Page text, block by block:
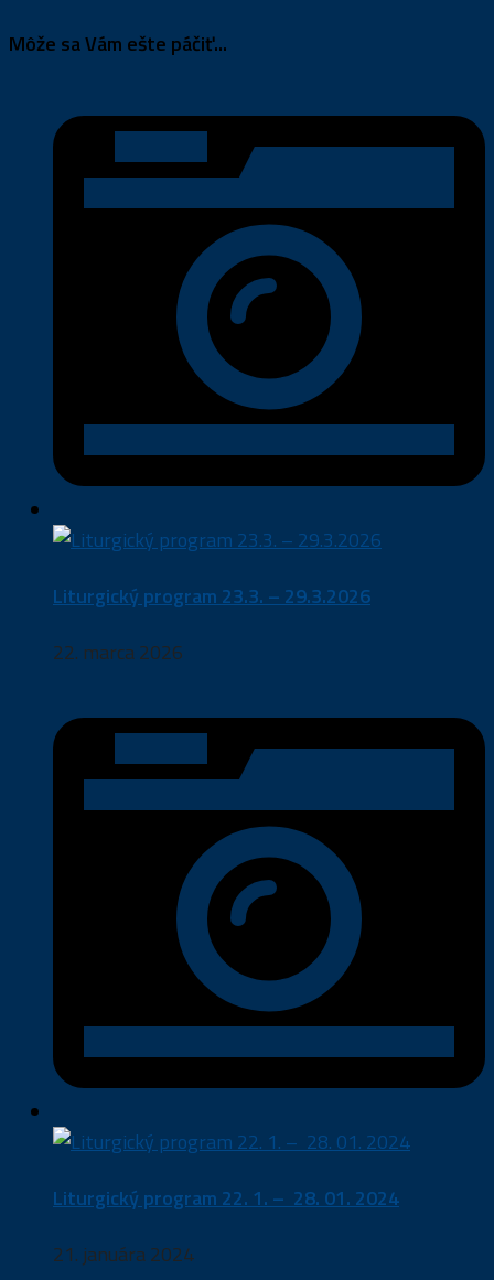
Môže sa Vám ešte páčiť...
Liturgický program 23.3. – 29.3.2026
22. marca 2026
Liturgický program 22. 1. – 28. 01. 2024
21. januára 2024